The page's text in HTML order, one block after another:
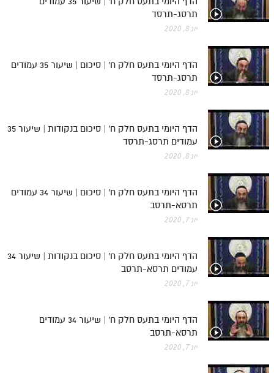
תרסג-תרסד
יונ 8, 2020
הדף היומי בתעס חלק ח' | סיכום | שיעור 35 עמודים
תרסג-תרסד
יונ 8, 2020
הדף היומי בתעס חלק ח' | סיכום בנקודות | שיעור 35
עמודים תרסג-תרסד
יונ 8, 2020
הדף היומי בתעס חלק ח' | סיכום | שיעור 34 עמודים
תרסא-תרסב
יונ 7, 2020
הדף היומי בתעס חלק ח' | סיכום בנקודות | שיעור 34
עמודים תרסא-תרסב
יונ 7, 2020
הדף היומי בתעס חלק ח' | שיעור 34 עמודים
תרסא-תרסב
יונ 7, 2020